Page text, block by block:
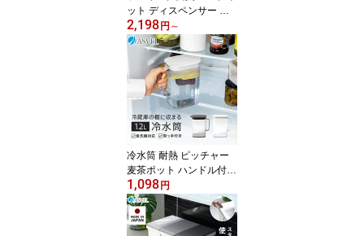
ット ディスペンサー 下
から出る 磁石 壁掛け 浮
かせる収納 シャンプーボ
トル 詰め替えボトル 最
後まで使える おしゃれ
容器 シャンプー ボディ
ーソープ トリートメント
お風呂 浴室 【 アスベル
ASVEL BP550 550ml 単
】
2,198 円 ～
冷水筒 耐熱 ピッチャー
麦茶ポット ハンドル付き
冷蔵庫 棚 収納 1.2L 洗い
やすい プラスチック お
しゃれ かわいい シンプ
ル お茶ポット 水差し 食
1,098 円